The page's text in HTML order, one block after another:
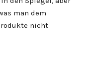
man dem
nicht